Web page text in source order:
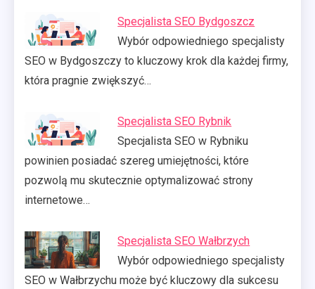
Specjalista SEO Bydgoszcz
Wybór odpowiedniego specjalisty
SEO w Bydgoszczy to kluczowy krok dla każdej firmy,
która pragnie zwiększyć…
Specjalista SEO Rybnik
Specjalista SEO w Rybniku
powinien posiadać szereg umiejętności, które
pozwolą mu skutecznie optymalizować strony
internetowe…
Specjalista SEO Wałbrzych
Wybór odpowiedniego specjalisty
SEO w Wałbrzychu może być kluczowy dla sukcesu